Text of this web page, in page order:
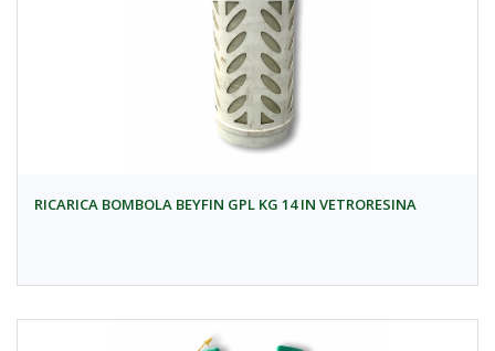
RICARICA BOMBOLA BEYFIN GPL KG 14 IN VETRORESINA